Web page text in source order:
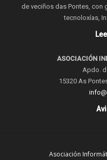
de veciños das Pontes, con
tecnoloxías,
ASOCIACIÓN
Apdo.
15320 As
Asociación